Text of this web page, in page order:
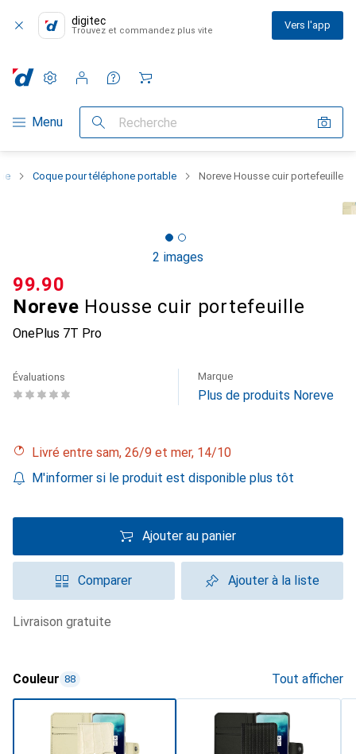
digitec
Trouvez et commandez plus vite Vers l'app
Navigation par catégorie
Menu Recherche
Paramètres
Compte client
Listes de comparaison
Listes d'envies
Panier
Coque pour téléphone portable Noreve Housse cuir portefeuille
2 images
Noreve Housse cuir portefeuille
OnePlus 7T Pro
CHF
99.90
Évaluations Marque
Plus de produits Noreve
Livré entre sam, 26/9 et mer, 14/10
M'informer si le produit est disponible plus tôt
Ajouter au panier
Comparer Ajouter à la liste
livraison gratuite
Couleur 88 Tout afficher